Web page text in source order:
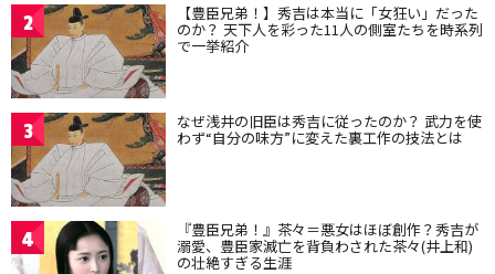
2 【豊臣兄弟！】秀吉は本当に「女狂い」だった
のか？ 天下人を彩った11人の側室たちを時系列
で一挙紹介
3 なぜ浅井の旧臣は秀吉に従ったのか？ 武力を使
わず“自分の味方”に変えた裏工作の技法とは
4 『豊臣兄弟！』茶々＝悪女はほぼ創作？秀吉が
溺愛、豊臣家滅亡を背負わされた茶々(井上和)
の壮絶すぎる生涯